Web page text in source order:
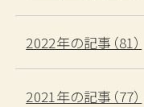
2022年の記事（81）
2021年の記事（77）